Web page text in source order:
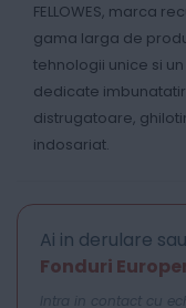
FELLOWES, marca
gama larga de
tehnologii unice si
dedicate
distrugatoare,
indosariat.
Ai in derulare
Fonduri
Intra in contact cu